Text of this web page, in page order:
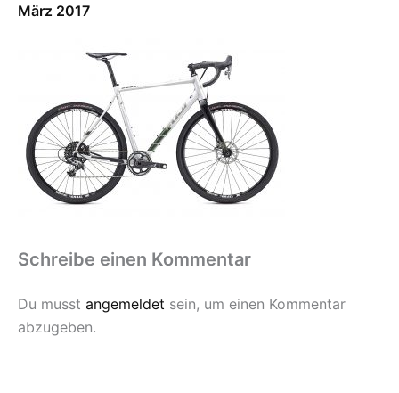
März 2017
Schreibe einen Kommentar
Du musst angemeldet sein, um einen Kommentar
abzugeben.